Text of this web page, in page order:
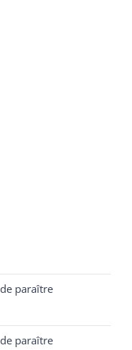
paraître
paraître